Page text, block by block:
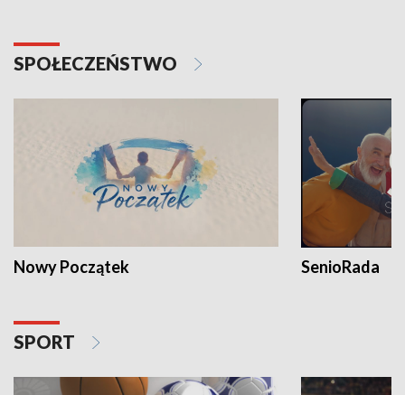
SPOŁECZEŃSTWO
Nowy Początek SenioRada
SPORT